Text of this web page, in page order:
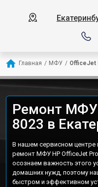
Главная / МФУ / OfficeJet
Ремонт МФУ
8023 в
В нашем сервисном центре
ремонт МФУ HP OfficeJet
осознаем важность этого
домашних нужд, поэтому
быстром и эффективном